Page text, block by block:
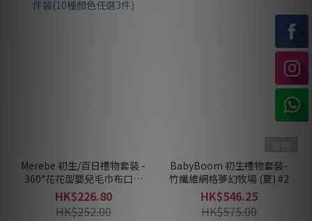
Merebe 初生/百日禮物套裝 -
360°花花型嬰兒毛巾布口水
肩3件裝(10種顏色任選3件)
HK$226.80
HK$252.00
BabyBoom 初生禮物套裝-
竹纖維網格夢幻牧場 (夏) #2
HK$546.25
HK$575.00